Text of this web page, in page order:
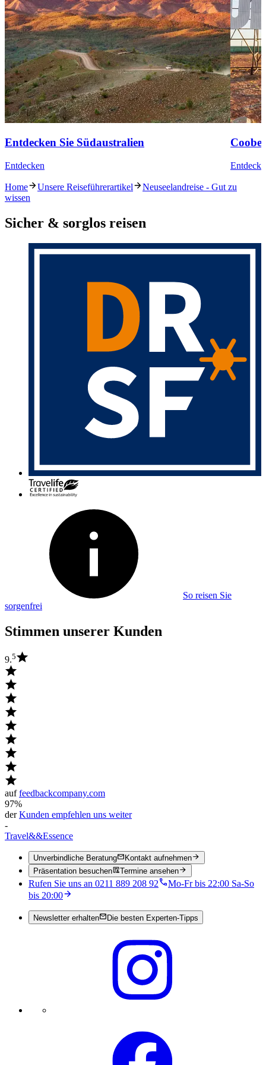
Entdecken Sie Südaustralien
Entdecken
Home Unsere Reiseführerartikel
Neuseelandreise - Gut zu
wissen
Sicher & sorglos reisen
So reisen Sie
sorgenfrei
Stimmen unserer Kunden
9.5
auffeedbackcompany.com
97%
derKunden empfehlen uns weiter
-
Travel&&Essence
Unverbindliche Beratung
Kontakt aufnehmen
Präsentation besuchen
Termine ansehen
Rufen Sie uns an 0211 889 208 92
Mo-Fr bis 22:00 Sa-So
bis 20:00
Newsletter erhalten Die besten Experten-Tipps